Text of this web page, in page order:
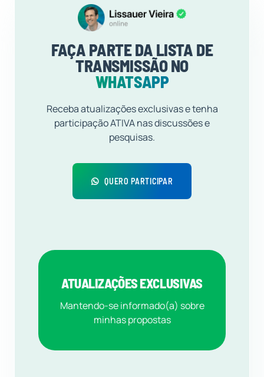
FAÇA PARTE DA LISTA DE
TRANSMISSÃO NO
WHATSAPP
Receba atualizações exclusivas e tenha
participação ATIVA nas discussões e
pesquisas.
QUERO PARTICIPAR
ATUALIZAÇÕES EXCLUSIVAS
Mantendo-se informado(a) sobre
minhas propostas